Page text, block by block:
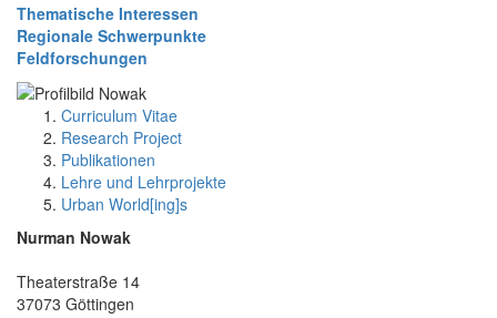
Thematische Interessen
Regionale Schwerpunkte
Feldforschungen
Curriculum Vitae
Research Project
Publikationen
Lehre und Lehrprojekte
Urban World[ing]s
Nurman Nowak
Theaterstraße 14
37073 Göttingen